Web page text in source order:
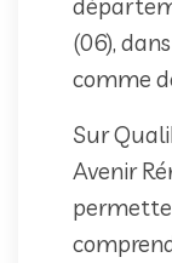
(06),
comme
Sur
Avenir